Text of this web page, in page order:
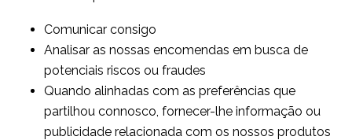
Comunicar consigo
Analisar as nossas encomendas em busca de
potenciais riscos ou fraudes
Quando alinhadas com as preferências que
partilhou connosco, fornecer-lhe informação ou
publicidade relacionada com os nossos produtos